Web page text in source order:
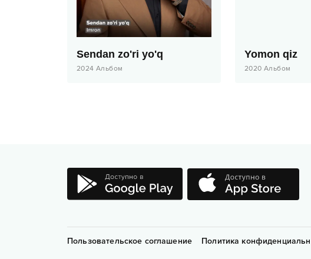
Sendan zo'ri yo'q
2024 Альбом
Yomon qiz
2020 Альбом
Пользовательское соглашение Политика